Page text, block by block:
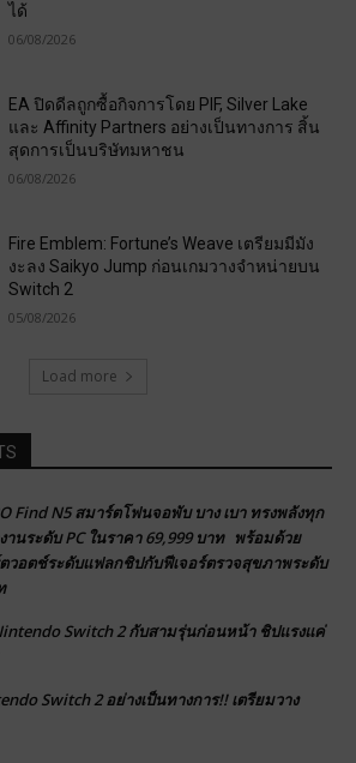
ได้
06/08/2026
EA ปิดดีลถูกซื้อกิจการโดย PIF, Silver Lake
และ Affinity Partners อย่างเป็นทางการ สิ้น
สุดการเป็นบริษัทมหาชน
06/08/2026
Fire Emblem: Fortune’s Weave เตรียมมีมัง
งะลง Saikyo Jump ก่อนเกมวางจำหน่ายบน
Switch 2
05/08/2026
Load more
Find N5 สมาร์ตโฟนจอพับ บาง เบา ทรงพลังทุก
นระดับ PC ในราคา 69,999 บาท พร้อมด้วย
ตวอตช์ระดับแฟลกชิปกับฟีเจอร์ตรวจสุขภาพระดับ
Switch 2 กับสามรุ่นก่อนหน้า ชิปแรงแค่
Switch 2 อย่างเป็นทางการ!! เตรียมวาง